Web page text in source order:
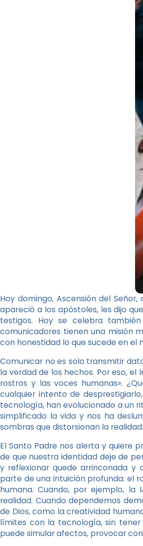
Hoy domingo, Ascensión del
apareció a los apóstoles, les dijo
testigos. Hoy se celebra
comunicadores tienen una misión
con honestidad lo que sucede en el
Comunicar no es solo transmitir
la verdad de los hechos. Por eso, el
rostros y las voces humanas».
cualquier intento de
tecnología, han evolucionado a un
simplificado la vida y nos ha
sombras que distorsionan la
El Santo Padre nos alerta y quiere
de que nuestra identidad deje de
y reflexionar quede arrinconada y
parte de una intuición profunda: el
humana. Cuando, por ejemplo, la
realidad. Cuando dependemos
de Dios, como la creatividad
límites con la tecnología, sin
puede simular afectos, provocar